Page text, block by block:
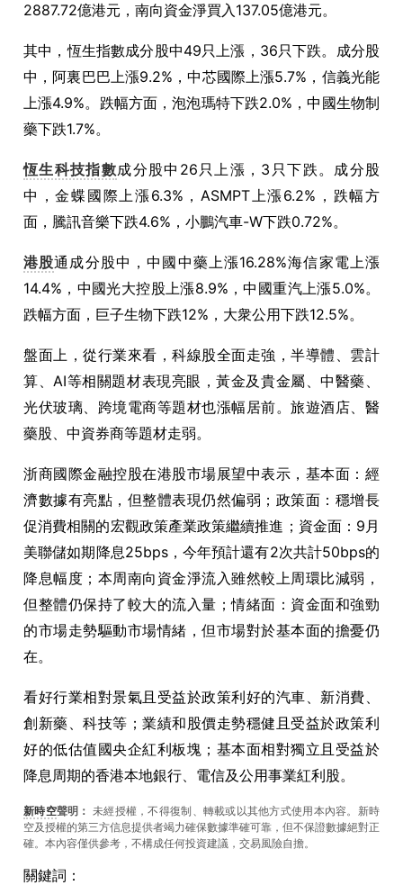
2887.72億港元，南向資金淨買入137.05億港元。
其中，恆生指數成分股中49只上漲，36只下跌。成分股
中，阿裏巴巴上漲9.2%，中芯國際上漲5.7%，信義光能
上漲4.9%。跌幅方面，泡泡瑪特下跌2.0%，中國生物制
藥下跌1.7%。
恆生科技指數成分股中26只上漲，3只下跌。成分股
中，金蝶國際上漲6.3%，ASMPT上漲6.2%，跌幅方
面，騰訊音樂下跌4.6%，小鵬汽車-W下跌0.72%。
港股通成分股中，中國中藥上漲16.28%海信家電上漲
14.4%，中國光大控股上漲8.9%，中國重汽上漲5.0%。
跌幅方面，巨子生物下跌12%，大衆公用下跌12.5%。
盤面上，從行業來看，科線股全面走強，半導體、雲計
算、AI等相關題材表現亮眼，黃金及貴金屬、中醫藥、
光伏玻璃、跨境電商等題材也漲幅居前。旅遊酒店、醫
藥股、中資券商等題材走弱。
浙商國際金融控股在港股市場展望中表示，基本面：經
濟數據有亮點，但整體表現仍然偏弱；政策面：穩增長
促消費相關的宏觀政策產業政策繼續推進；資金面：9月
美聯儲如期降息25bps，今年預計還有2次共計50bps的
降息幅度；本周南向資金淨流入雖然較上周環比減弱，
但整體仍保持了較大的流入量；情緒面：資金面和強勁
的市場走勢驅動市場情緒，但市場對於基本面的擔憂仍
在。
看好行業相對景氣且受益於政策利好的汽車、新消費、
創新藥、科技等；業績和股價走勢穩健且受益於政策利
好的低估值國央企紅利板塊；基本面相對獨立且受益於
降息周期的香港本地銀行、電信及公用事業紅利股。
新時空聲明： 未經授權，不得復制、轉載或以其他方式使用本內容。新時
空及授權的第三方信息提供者竭力確保數據準確可靠，但不保證數據絕對正
確。本內容僅供參考，不構成任何投資建議，交易風險自擔。
關鍵詞：